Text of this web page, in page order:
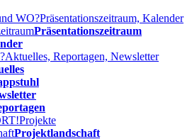
WO?Präsentationszeitraum, Kalender
Präsentationszeitraum
Aktuelles, Reportagen, Newsletter
Projekte
Projektlandschaft